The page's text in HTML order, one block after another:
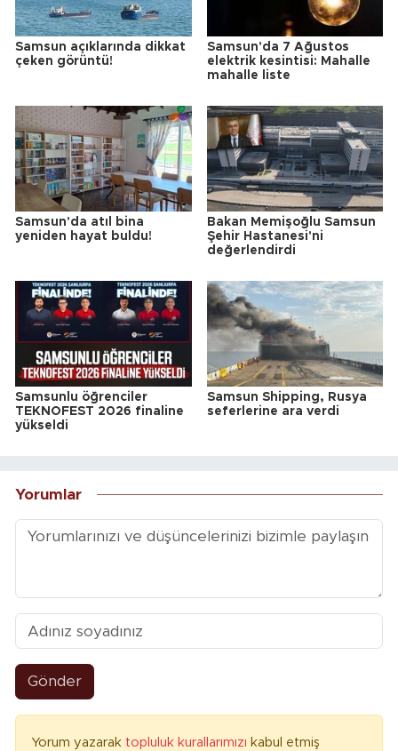
Samsun açıklarında dikkat
çeken görüntü!
Samsun'da 7 Ağustos
elektrik kesintisi: Mahalle
mahalle liste
Samsun'da atıl bina
yeniden hayat buldu!
Bakan Memişoğlu Samsun
Şehir Hastanesi'ni
değerlendirdi
Samsunlu öğrenciler
TEKNOFEST 2026 finaline
yükseldi
Samsun Shipping, Rusya
seferlerine ara verdi
Yorumlar
Gönder
Yorum yazarak topluluk kurallarımızı kabul etmiş